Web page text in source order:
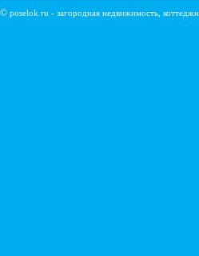
© poselok.ru - загородная недвижимость,